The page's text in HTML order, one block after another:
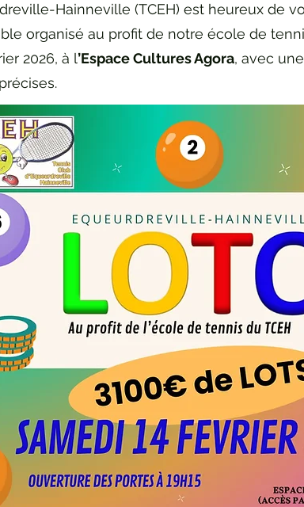
Hainneville (TCEH) est heureux de
organisé au profit de notre école de
2026, à l’Espace Cultures Agora, avec